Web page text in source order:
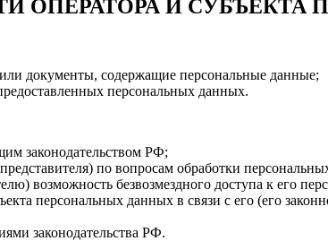
ОПЕРАТОРА И
документы, содержащие персональные данные;
персональных данных.
законодательством РФ;
по вопросам обработки
возможность безвозмездного доступа к его
персональных данных в связи с его (его
законодательства РФ.